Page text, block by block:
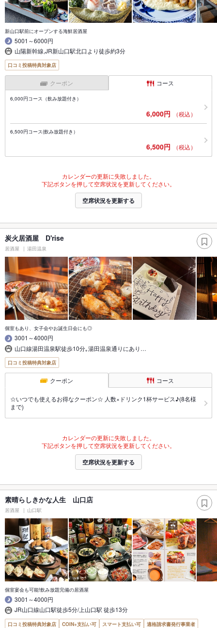
新山口駅前にオープンする海鮮居酒屋
5001～6000円
山陽新幹線,JR新山口駅北口より徒歩約3分
口コミ投稿特典対象店
クーポン コース
6,000円コース（飲み放題付き）
6,000円 （税込）
6,500円コース(飲み放題付き）
6,500円 （税込）
カレンダーの更新に失敗しました。
下記ボタンを押して空席状況を更新してください。
空席状況を更新する
炭火居酒屋 D'rise
居酒屋 湯田温泉
個室もあり、女子会やお誕生日会にも◎
3001～4000円
山口線湯田温泉駅徒歩10分｡湯田温泉通りにあり…
口コミ投稿特典対象店
クーポン コース
☆いつでも使えるお得なクーポン☆ 人数×ドリンク1杯サービス♪(8名様
まで)
カレンダーの更新に失敗しました。
下記ボタンを押して空席状況を更新してください。
空席状況を更新する
素晴らしきかな人生 山口店
居酒屋 山口駅
個室宴会も可能!飲み放題完備の居酒屋
3001～4000円
JR山口線山口駅徒歩5分/上山口駅 徒歩13分
口コミ投稿特典対象店 COIN+支払い可 スマート支払い可 適格請求書発行事業者